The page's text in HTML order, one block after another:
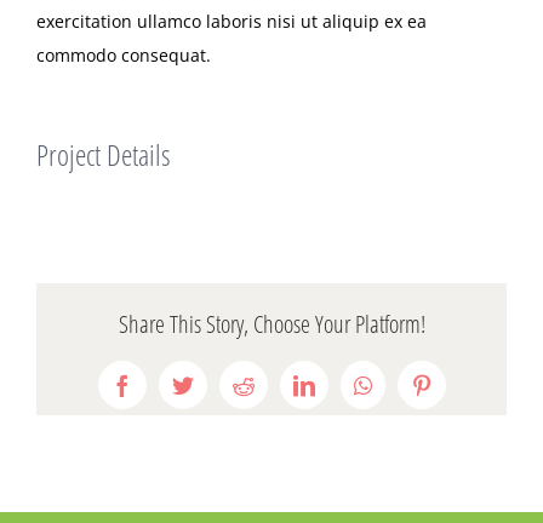
exercitation ullamco laboris nisi ut aliquip ex ea
commodo consequat.
Project Details
Share This Story, Choose Your Platform!
FacebookTwitterRedditLinkedInWhatsAppPinterest